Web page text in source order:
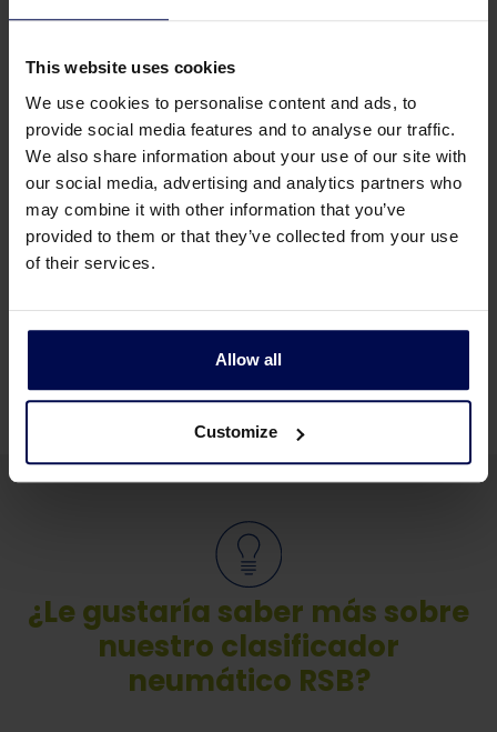
This website uses cookies
We use cookies to personalise content and ads, to
provide social media features and to analyse our traffic.
We also share information about your use of our site with
our social media, advertising and analytics partners who
may combine it with other information that you’ve
provided to them or that they’ve collected from your use
of their services.
Allow all
Customize
Los parámetros que se pueden ajustar
Velocidad de la cinta (controlada por
frecuencia)
Velocidad del aire (controlada por frecuencia)
Dirección del aire
Velocidad del tambor (controlada por
frecuencia)
Dirección de rotación del tambor
Posición del tambor (horizontal y vertical,
¿Le gustaría saber más sobre
nuestro clasificador
neumático RSB?